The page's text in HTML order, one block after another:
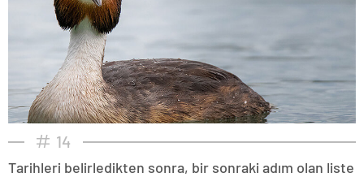
14
Tarihleri belirledikten sonra, bir sonraki adım olan liste